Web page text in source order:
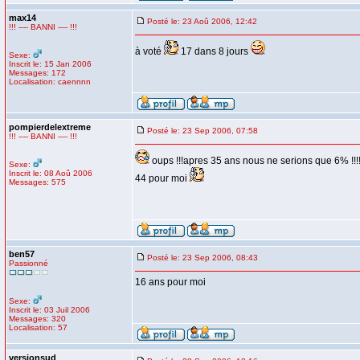
max14
!!! ---- BANNI ---- !!!
Sexe:
Inscrit le: 15 Jan 2006
Messages: 172
Localisation: caennnn
Posté le: 23 Aoû 2006, 12:42
à voté 17 dans 8 jours
pompierdelextreme
!!! ---- BANNI ---- !!!
Sexe:
Inscrit le: 08 Aoû 2006
Messages: 575
Posté le: 23 Sep 2006, 07:58
oups !!!apres 35 ans nous ne serions que 6%
44 pour moi
ben57
Passionné
Sexe:
Inscrit le: 03 Juil 2006
Messages: 320
Localisation: 57
Posté le: 23 Sep 2006, 08:43
16 ans pour moi
versionsud